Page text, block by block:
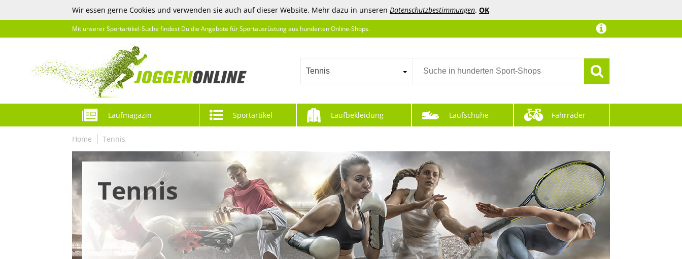
Wir essen gerne Cookies und verwenden sie auch auf dieser Website. Mehr dazu in unseren Datenschutzbestimmungen. OK
Mit unserer Sportartikel-Suche findest Du die Angebote für Sportausrüstung aus hunderten Online-Shops.
Tennis
Laufmagazin Sportartikel Laufbekleidung Laufschuhe Fahrräder
Home Tennis
Tennis